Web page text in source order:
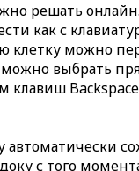
решать
как с
клетку можно
выбрать
с того